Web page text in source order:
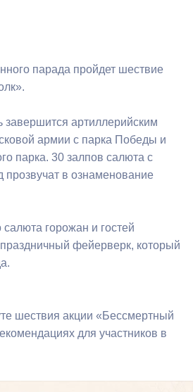
парада пройдет шествие
завершится артиллерийским
армии с парка Победы и
парка. 30 залпов салюта с
прозвучат в ознаменование
горожан и гостей
фейерверк, который
шествия акции «Бессмертный
для участников в